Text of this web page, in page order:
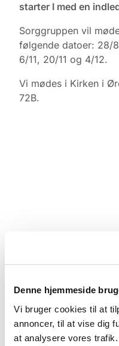
Denne hjemmeside
Vi bruger cookies til at
annoncer, til at vise dig
at analysere vores
starter I med en
Sorggruppen vil
følgende datoer: 28/
6/11, 20/11 og 4/12.
Vi mødes i Kirken i
72B.